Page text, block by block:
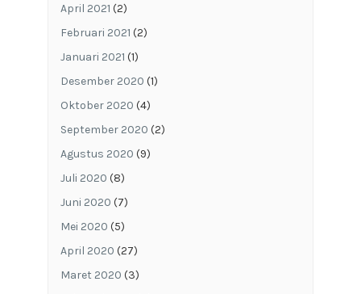
April 2021 (2)
Februari 2021 (2)
Januari 2021 (1)
Desember 2020 (1)
Oktober 2020 (4)
September 2020 (2)
Agustus 2020 (9)
Juli 2020 (8)
Juni 2020 (7)
Mei 2020 (5)
April 2020 (27)
Maret 2020 (3)